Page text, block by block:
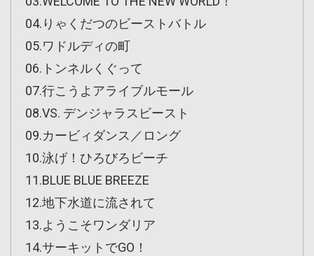
04.りゃくだつのビーストバトル
05.ワドルディの町
06.トンネルくぐって
07.行こうよアライブルモール
08.VS. デンジャラスビースト
09.カービィダンス／ロング
10.泳げ！ひろびろビーチ
11.BLUE BLUE BREEZE
12.地下水道に流されて
13.ようこそワンダリア
14.サーキットでGO！